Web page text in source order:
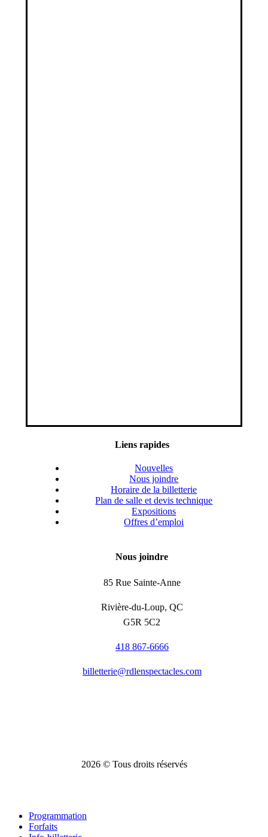
Liens rapides
Nouvelles
Nous joindre
Horaire de la billetterie
Plan de salle et devis technique
Expositions
Offres d’emploi
Nous joindre
85 Rue Sainte-Anne
Rivière-du-Loup, QC
G5R 5C2
418 867-6666
billetterie@rdlenspectacles.com
2026© Tous droits réservés
Close
Menu
Programmation
Forfaits